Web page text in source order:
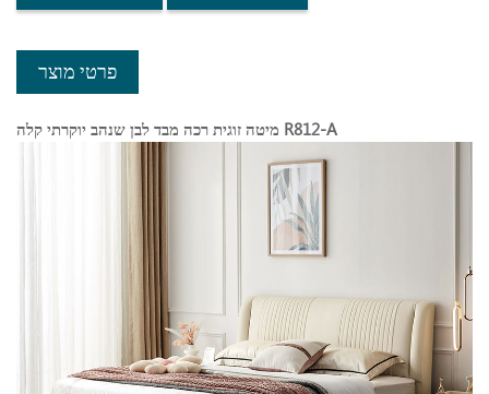
פרטי מוצר
מיטה זוגית רכה מבד לבן שנהב יוקרתי קלה R812-A